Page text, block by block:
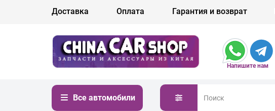
Доставка Оплата Гарантия и возврат
Напишите нам
Все автомобили